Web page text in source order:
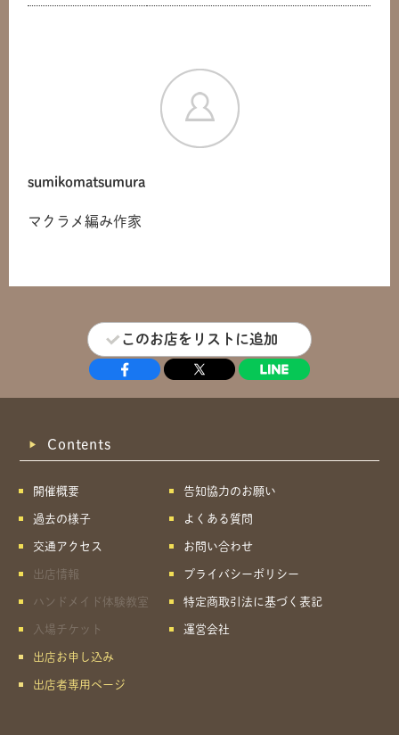
sumikomatsumura
マクラメ編み作家
このお店をリストに追加
Contents
開催概要
過去の様子
交通アクセス
出店情報
ハンドメイド体験教室
入場チケット
出店お申し込み
出店者専用ページ
告知協力のお願い
よくある質問
お問い合わせ
プライバシーポリシー
特定商取引法に基づく表記
運営会社